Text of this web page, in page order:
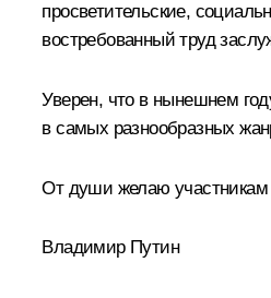
просветительские,
востребованный труд
Уверен, что в нынешнем
в самых разнообразных
От души желаю участникам
Владимир Путин